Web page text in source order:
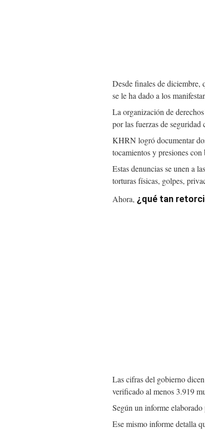
Desde finales de diciembre,
se le ha dado a los
La organización de
por las fuerzas de seguridad
KHRN logró documentar
tocamientos y presiones con
Estas denuncias se unen a
torturas físicas, golpes,
Ahora, ¿qué tan
Las cifras del gobierno
verificado al menos 3.919
Según un informe
Ese mismo informe detalla